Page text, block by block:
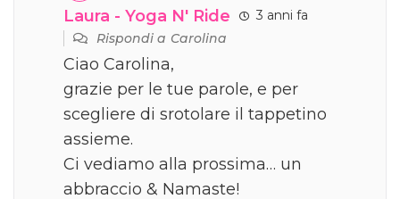
Laura - Yoga N' Ride
3 anni fa
Rispondi aCarolina
Ciao Carolina,
grazie per le tue parole, e per
scegliere di srotolare il tappetino
assieme.
Ci vediamo alla prossima… un
abbraccio & Namaste!